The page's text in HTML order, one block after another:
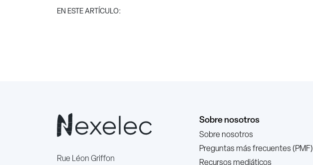
EN ESTE ARTÍCULO:
Rue Léon Griffon
Sobre nosotros
Sobre nosotros
Preguntas más frecuentes (PMF)
Recursos mediáticos